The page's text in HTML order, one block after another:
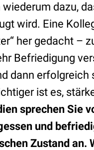
dazu,
wird. Eine
her gedacht –
Befriedigung
dann erfolgreich
ist es,
sprechen Sie
und
Zustand an.